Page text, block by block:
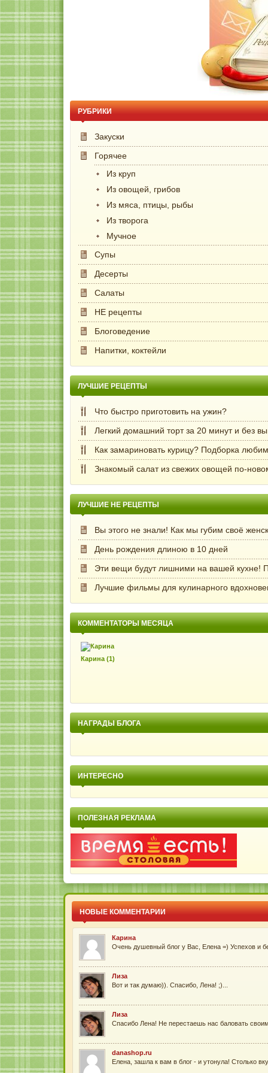
РУБРИКИ
Закуски
Горячее
Из круп
Из овощей, грибов
Из мяса, птицы, рыбы
Из творога
Мучное
Супы
Десерты
Салаты
НЕ рецепты
Блоговедение
Напитки, коктейли
ЛУЧШИЕ РЕЦЕПТЫ
Что быстро приготовить на ужин?
Легкий домашний торт за 20 минут и без
Как замариновать курицу? Подборка
Знакомый салат из свежих овощей по-
ЛУЧШИЕ НЕ РЕЦЕПТЫ
Вы этого не знали! Как мы губим своё
День рождения длиною в 10 дней
Эти вещи будут лишними на вашей кухне!
Лучшие фильмы для кулинарного
КОММЕНТАТОРЫ МЕСЯЦА
Карина (1)
НАГРАДЫ БЛОГА
ИНТЕРЕСНО
ПОЛЕЗНАЯ РЕКЛАМА
НОВЫЕ КОММЕНТАРИИ
Карина
Очень душевный блог у Вас, Елена =) Успехов и
Лиза
Вот и так думаю)). Спасибо, Лена! ;)...
Лиза
Спасибо Лена! Не перестаешь нас баловать
danashop.ru
Елена, зашла к вам в блог - и утонула! Столько